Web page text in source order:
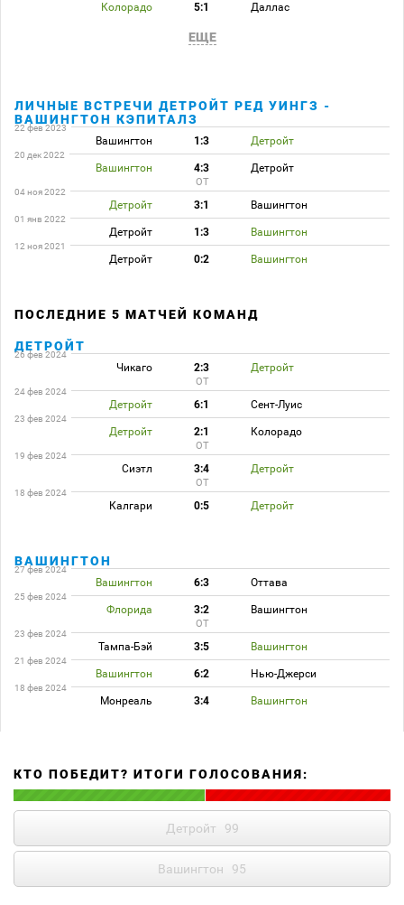
Колорадо 5:1 Даллас
ЕЩЕ
ЛИЧНЫЕ ВСТРЕЧИ ДЕТРОЙТ РЕД УИНГЗ -
ВАШИНГТОН КЭПИТАЛЗ
22 фев 2023
Вашингтон 1:3 Детройт
20 дек 2022
Вашингтон 4:3 Детройт
ОТ
04 ноя 2022
Детройт 3:1 Вашингтон
01 янв 2022
Детройт 1:3 Вашингтон
12 ноя 2021
Детройт 0:2 Вашингтон
ПОСЛЕДНИЕ 5 МАТЧЕЙ КОМАНД
ДЕТРОЙТ
26 фев 2024
Чикаго 2:3 Детройт
ОТ
24 фев 2024
Детройт 6:1 Сент-Луис
23 фев 2024
Детройт 2:1 Колорадо
ОТ
19 фев 2024
Сиэтл 3:4 Детройт
ОТ
18 фев 2024
Калгари 0:5 Детройт
ВАШИНГТОН
27 фев 2024
Вашингтон 6:3 Оттава
25 фев 2024
Флорида 3:2 Вашингтон
ОТ
23 фев 2024
Тампа-Бэй 3:5 Вашингтон
21 фев 2024
Вашингтон 6:2 Нью-Джерси
18 фев 2024
Монреаль 3:4 Вашингтон
КТО ПОБЕДИТ? ИТОГИ ГОЛОСОВАНИЯ:
Детройт 99
Вашингтон 95